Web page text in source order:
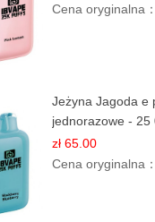
Cena oryginalna
Jeżyna Jagoda e
jednorazowe - 25
zł 65.00
Cena oryginalna